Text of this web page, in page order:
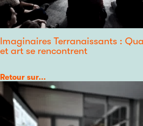
Imaginaires Terranaissants :
et art se rencontrent
Catégorie
Retour sur...